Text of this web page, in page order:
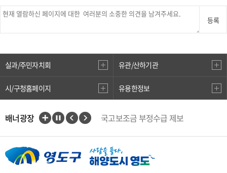
등록
실과/주민자치회 유관/산하기관
시/구청홈페이지 유용한정보
배너광장
국고보조금 부정수급 제보
지적측량바로처리센터
안전속도 5030